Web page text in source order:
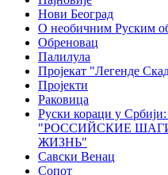
Нови Београд
О необичним Руским
Обреновац
Палилула
Пројекат "Легенде
Пројекти
Раковица
Руски кораци у
"РОССИЙСКИЕ
ЖИЗНЬ"
Савски Венац
Сопот